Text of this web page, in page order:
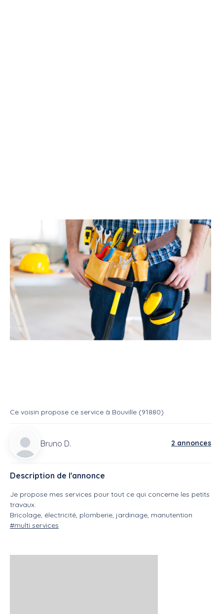
Service Bricoleur Multi services
Pour tout petit travaux
Service Multi services
Ce voisin propose ce service à Bouville (91880)
Bruno D. 2 annonces
Description de l'annonce
Je propose mes services pour tout ce qui concerne les petits
travaux.
Bricolage, électricité, plomberie, jardinage, manutention
#multi services